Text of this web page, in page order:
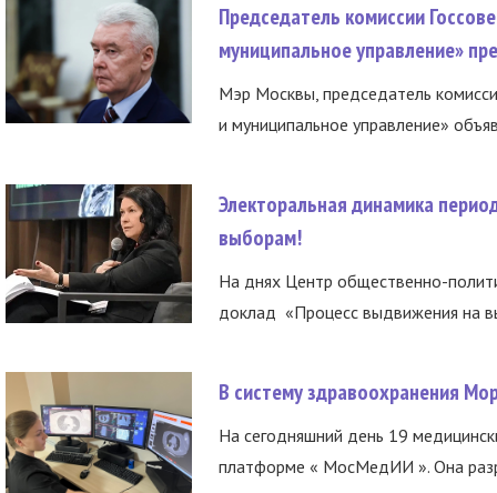
Председатель комиссии
муниципальное управление»
Мэр Москвы, председатель
и муниципальное управление»
Электоральная динамика
выборам!
На днях Центр общественно-
доклад «Процесс выдвижения на
В систему здравоохранения
На сегодняшний день 19
платформе « МосМедИИ ». Она